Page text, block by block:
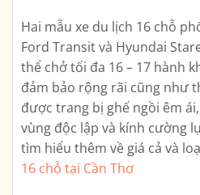
Hai mẫu xe du lịch 16 chỗ
Ford Transit và Hyundai
thể chở tối đa 16 – 17 hành
đảm bảo rộng rãi cũng như
được trang bị ghế ngồi êm
vùng độc lập và kính cường
tìm hiểu thêm về giá cả và
16 chỗ tại Cần Thơ